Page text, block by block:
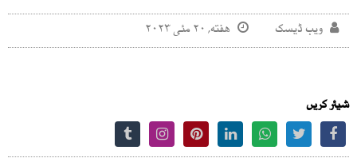
ویب ڈیسک هفته, ۲۰ مئی ۲۰۲۳
شیئر کریں